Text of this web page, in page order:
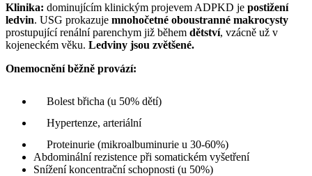
Klinika: dominujícím klinickým projevem ADPKD je postižení
ledvin. USG prokazuje mnohočetné oboustranné makrocysty
prostupující renální parenchym již během dětství, vzácně už v
kojeneckém věku. Ledviny jsou zvětšené.
Onemocnění běžně provází:
Bolest břicha (u 50% dětí)
Hypertenze, arteriální
Proteinurie (mikroalbuminurie u 30-60%)
Abdominální rezistence při somatickém vyšetření
Snížení koncentrační schopnosti (u 50%)